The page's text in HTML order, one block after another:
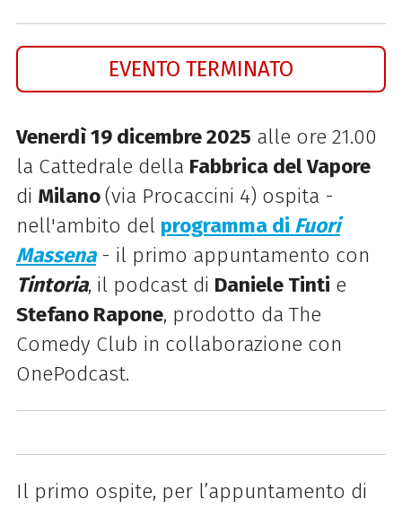
EVENTO TERMINATO
Venerdì 19 dicembre 2025 alle ore 21.00
la Cattedrale della Fabbrica del Vapore
di Milano(via Procaccini 4) ospita -
nell'ambito del programma di Fuori
Massena- il primo appuntamento con
Tintoria, il podcast di Daniele Tinti e
Stefano Rapone, prodotto da The
Comedy Club in collaborazione con
OnePodcast.
Il primo ospite, per l’appuntamento di